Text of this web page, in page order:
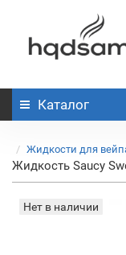
Каталог
Жидкости для
Жидкость Saucy
Нет в наличии